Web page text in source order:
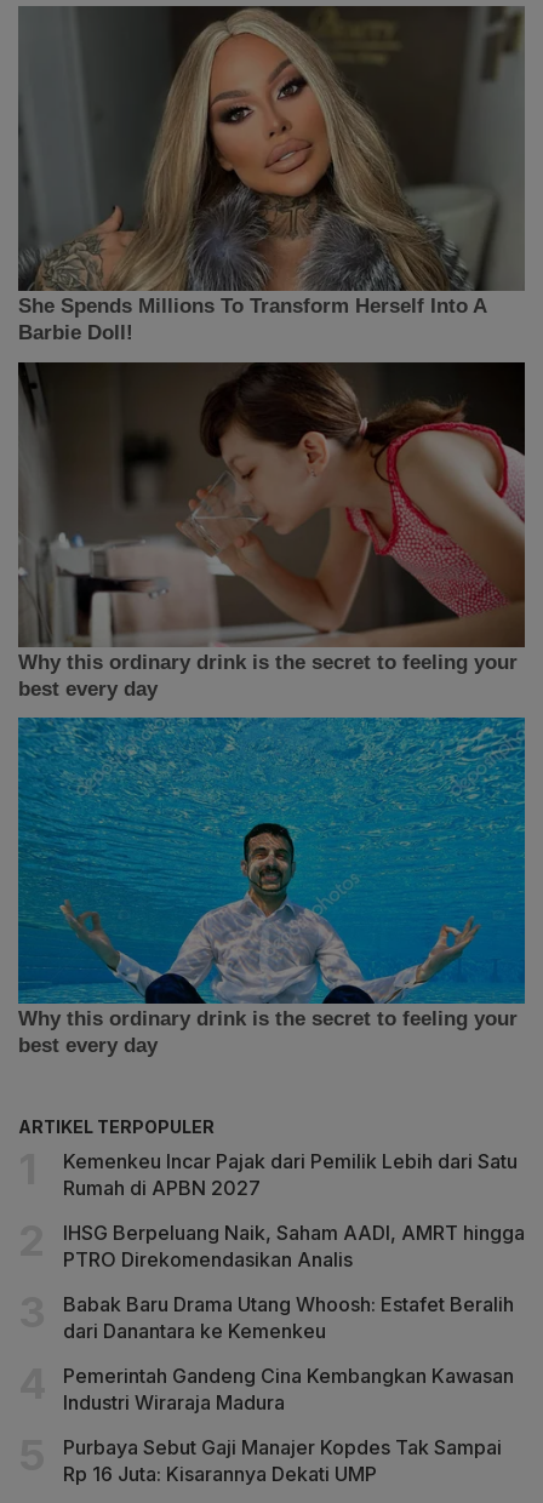
ARTIKEL TERPOPULER
Kemenkeu Incar Pajak dari Pemilik Lebih dari Satu
Rumah di APBN 2027
IHSG Berpeluang Naik, Saham AADI, AMRT hingga
PTRO Direkomendasikan Analis
Babak Baru Drama Utang Whoosh: Estafet Beralih
dari Danantara ke Kemenkeu
Pemerintah Gandeng Cina Kembangkan Kawasan
Industri Wiraraja Madura
Purbaya Sebut Gaji Manajer Kopdes Tak Sampai
Rp 16 Juta: Kisarannya Dekati UMP